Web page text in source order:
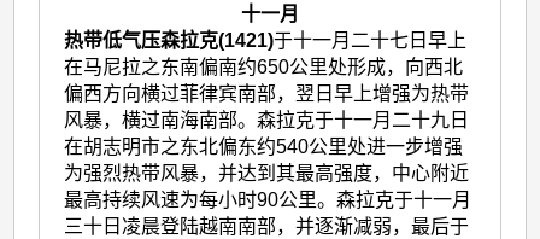
十一月
热带低气压森拉克(1421)于十一月二十七日早上
在马尼拉之东南偏南约650公里处形成，向西北
偏西方向横过菲律宾南部，翌日早上增强为热带
风暴，横过南海南部。森拉克于十一月二十九日
在胡志明市之东北偏东约540公里处进一步增强
为强烈热带风暴，并达到其最高强度，中心附近
最高持续风速为每小时90公里。森拉克于十一月
三十日凌晨登陆越南南部，并逐渐减弱，最后于